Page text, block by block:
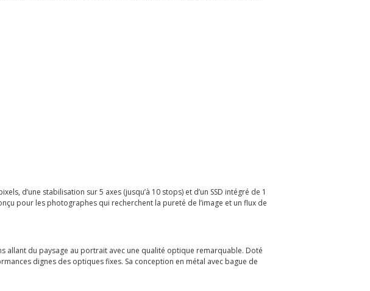
d’une stabilisation sur 5 axes (jusqu’à 10 stops) et d’un SSD intégré de 1
pour les photographes qui recherchent la pureté de l’image et un flux de
allant du paysage au portrait avec une qualité optique remarquable. Doté
dignes des optiques fixes. Sa conception en métal avec bague de